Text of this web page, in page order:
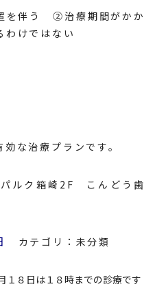
を伴う ②治療期間がかか
けではない
な治療プランです。
ルク箱崎2F こんどう歯
カテゴリ： 未分類
１８日は１８時までの診療です